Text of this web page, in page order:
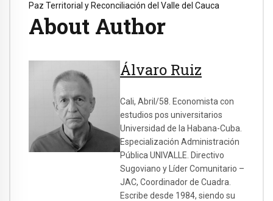
Paz Territorial y Reconciliación del Valle del Cauca
About Author
Álvaro Ruiz
Cali, Abril/58. Economista con
estudios pos universitarios
Universidad de la Habana-Cuba.
Especialización Administración
Pública UNIVALLE. Directivo
Sugoviano y Líder Comunitario –
JAC, Coordinador de Cuadra.
Escribe desde 1984, siendo su